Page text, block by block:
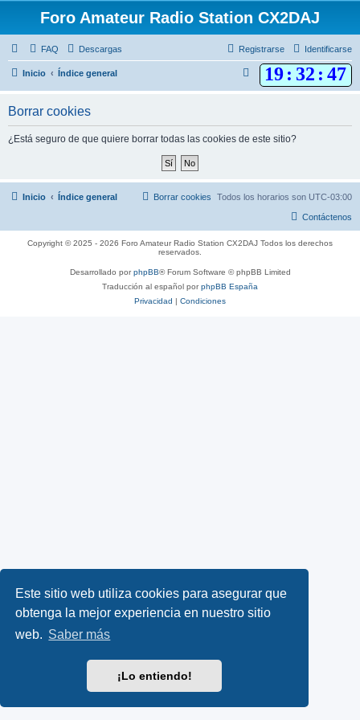
Este sitio web utiliza cookies para asegurar que
obtenga la mejor experiencia en nuestro sitio
web. Saber más
¡Lo entiendo!
Foro Amateur Radio Station CX2DAJ
FAQ Descargas Identificarse
Registrarse
Inicio Índice general 19 : 32 : 47
u
Borrar cookies
¿Está seguro de que quiere borrar todas las cookies de este sitio?
Inicio Índice general Todos los horarios son UTC-03:00
Borrar cookies
Contáctenos
Copyright © 2025 - 2026 Foro Amateur Radio Station CX2DAJ Todos los derechos
reservados.
Desarrollado porphpBB® Forum Software © phpBB Limited
Traducción al español porphpBB España
Privacidad | Condiciones